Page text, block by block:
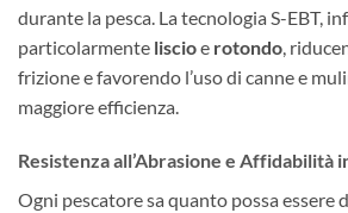
durante la pesca. La tecnologia S-EBT,
particolarmente liscioe rotondo ,
frizione e favorendo l’uso di canne e
maggiore efficienza.
Resistenza all’Abrasione e Affidabilità
Ogni pescatore sa quanto possa